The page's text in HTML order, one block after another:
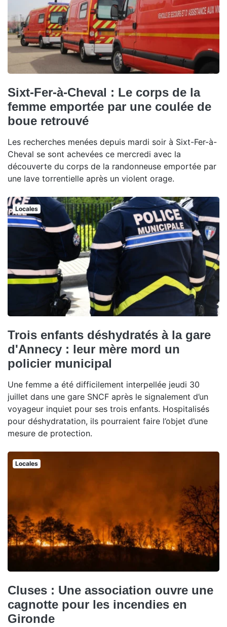
Sixt-Fer-à-Cheval : Le corps de la
femme emportée par une coulée de
boue retrouvé
Les recherches menées depuis mardi soir à Sixt-Fer-à-
Cheval se sont achevées ce mercredi avec la
découverte du corps de la randonneuse emportée par
une lave torrentielle après un violent orage.
Locales
Trois enfants déshydratés à la gare
d'Annecy : leur mère mord un
policier municipal
Une femme a été difficilement interpellée jeudi 30
juillet dans une gare SNCF après le signalement d’un
voyageur inquiet pour ses trois enfants. Hospitalisés
pour déshydratation, ils pourraient faire l’objet d’une
mesure de protection.
Locales
Cluses : Une association ouvre une
cagnotte pour les incendies en
Gironde